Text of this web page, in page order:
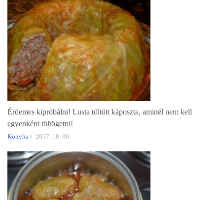
Érdemes kipróbálni! Lusta töltött káposzta, aminél nem kell
egyenként töltögetni!
Konyha 2017. 10. 06.